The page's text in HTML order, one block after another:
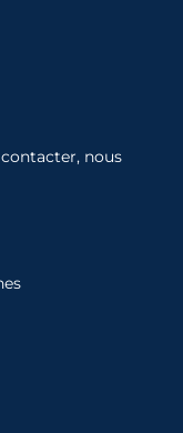
contacter, nous